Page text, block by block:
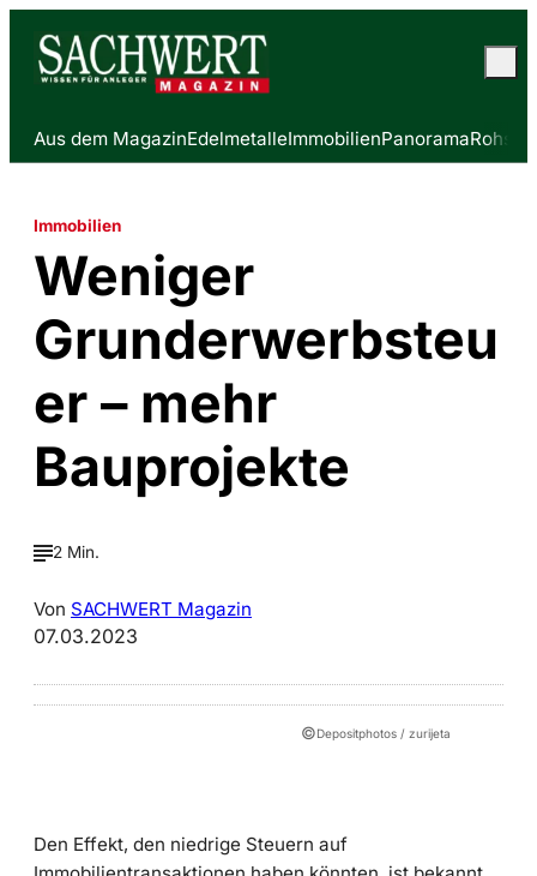
Aus dem MagazinEdelmetalleImmobilienPanorama
Immobilien
Weniger
Grunderwerbsteu
er – mehr
Bauprojekte
2 Min.
Von SACHWERT Magazin
07.03.2023
©Depositphotos / zurijeta
Den Effekt, den niedrige Steuern auf